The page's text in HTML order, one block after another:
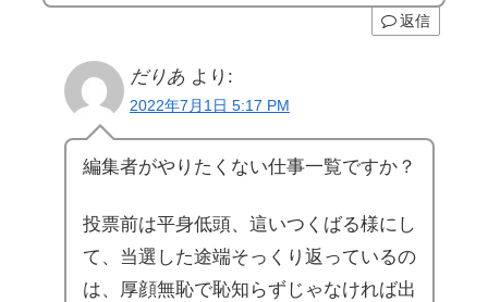
返信
だりあ より:
2022年7月1日 5:17 PM
編集者がやりたくない仕事一覧ですか？
投票前は平身低頭、這いつくばる様にし
て、当選した途端そっくり返っているの
は、厚顔無恥で恥知らずじゃなければ出